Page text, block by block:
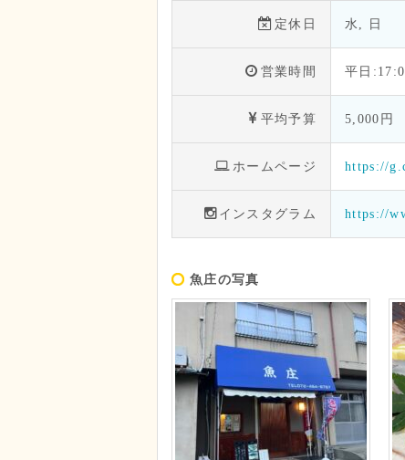
定休日 水, 日
営業時間 平日
平均予算 5,000円
ホームページ https://
インスタグラム https://
魚庄の写真